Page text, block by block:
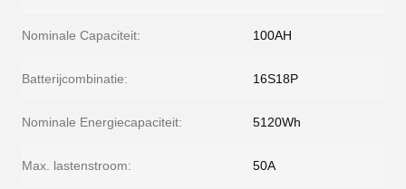
Nominale Capaciteit: 100AH
Batterijcombinatie: 16S18P
Nominale Energiecapaciteit: 5120Wh
Max. lastenstroom: 50A